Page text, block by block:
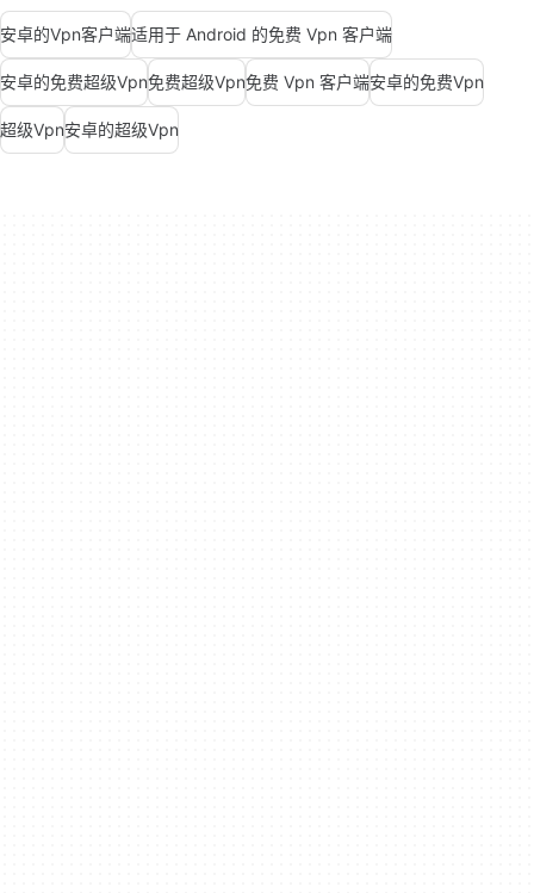
安卓的Vpn客户端适用于 Android 的免费 Vpn 客户端
安卓的免费超级Vpn免费超级Vpn免费 Vpn 客户端安卓的免费Vpn
超级Vpn安卓的超级Vpn